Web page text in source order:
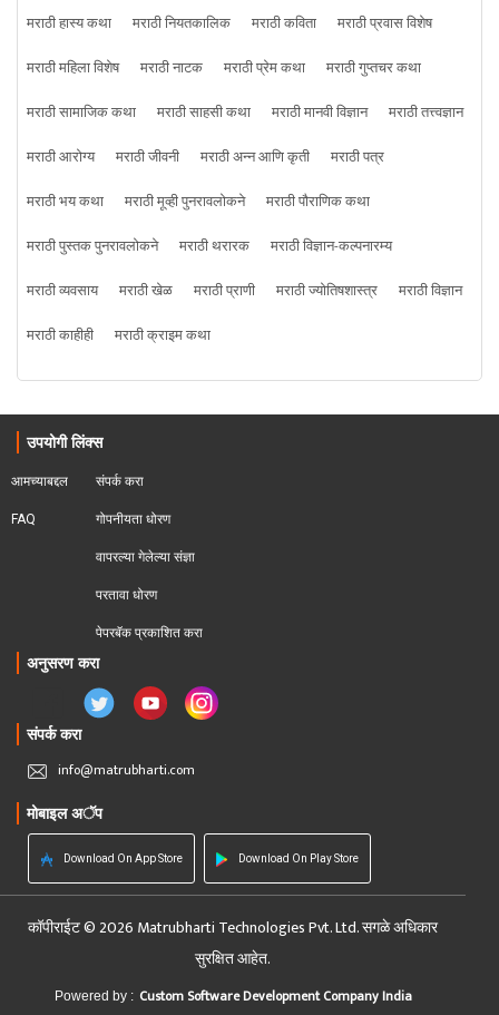
मराठी हास्य कथा
मराठी नियतकालिक मराठी कविता
मराठी प्रवास विशेष
मराठी महिला विशेष
मराठी नाटक मराठी प्रेम कथा
मराठी गुप्तचर कथा
मराठी सामाजिक कथा
मराठी साहसी कथा मराठी मानवी विज्ञान
मराठी तत्त्वज्ञान
मराठी आरोग्य
मराठी जीवनी मराठी अन्न आणि कृती
मराठी पत्र
मराठी भय कथा
मराठी मूव्ही पुनरावलोकने
मराठी पौराणिक कथा
मराठी पुस्तक पुनरावलोकने
मराठी थरारक
मराठी विज्ञान-कल्पनारम्य
मराठी व्यवसाय
मराठी खेळ मराठी प्राणी मराठी ज्योतिषशास्त्र
मराठी विज्ञान
मराठी काहीही
मराठी क्राइम कथा
उपयोगी लिंक्स
आमच्याबद्दल
FAQ
संपर्क करा
गोपनीयता धोरण
वापरल्या गेलेल्या संज्ञा
परतावा धोरण
पेपरबॅक प्रकाशित करा
अनुसरण करा
संपर्क करा
info@matrubharti.com
मोबाइल अॅप
Download On App Store Download On Play Store
कॉपीराईट © 2026 Matrubharti Technologies Pvt. Ltd. सगळे अधिकार
सुरक्षित आहेत.
Powered by : Custom Software Development Company India